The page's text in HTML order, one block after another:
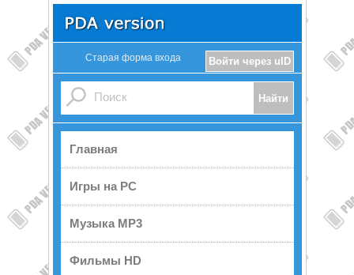
Войти через uID
Старая форма входа
Главная
Игры на PC
Музыка MP3
Фильмы HD